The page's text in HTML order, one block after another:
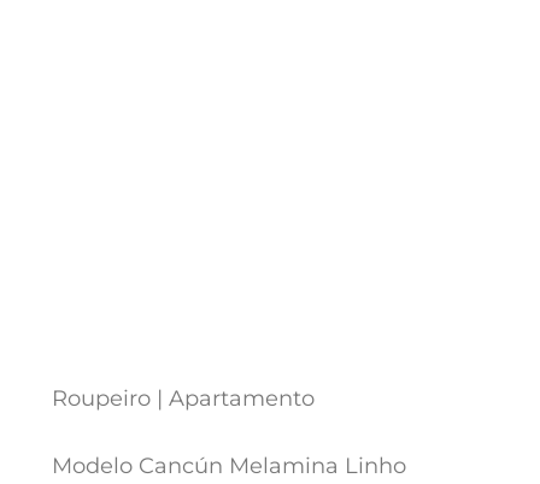
Roupeiro | Apartamento
Modelo Cancún Melamina Linho